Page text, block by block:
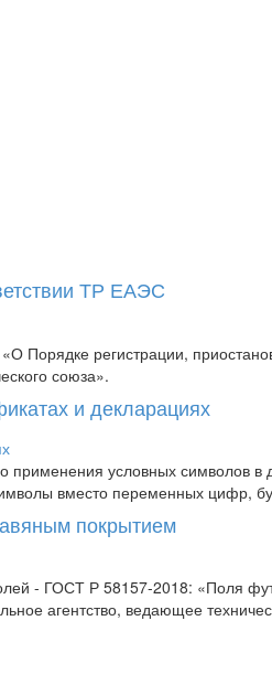
ТР ЕАЭС
Порядке регистрации,
союза».
и декларациях
условных символов в
вместо переменных цифр,
покрытием
- ГОСТ Р 58157-2018: «Поля
агентство, ведающее